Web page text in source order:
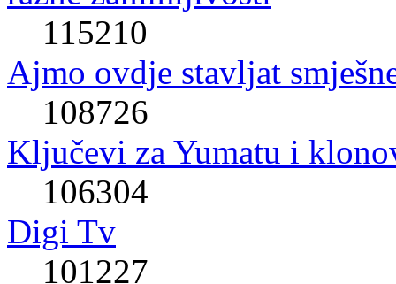
115210
Ajmo ovdje stavljat
108726
Ključevi za Yumatu i
106304
Digi Tv
101227